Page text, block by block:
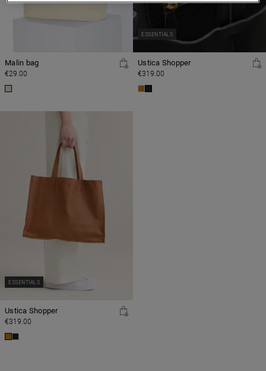
Malin bag
€29.00
Ustica Shopper
€319.00
ESSENTIALS
Ustica Shopper
€319.00
ESSENTIALS